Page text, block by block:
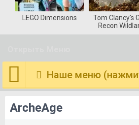
LEGO Dimensions
Tom Clancy's
Recon
Наше меню
ArcheAge